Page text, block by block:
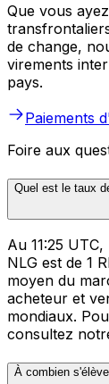
Que vous
de change,
virements
pays.
Paiements
Foire aux
Quel est le taux
Au 11:25
NLG est de 1
moyen du
acheteur et
mondiaux.
consultez
À combien